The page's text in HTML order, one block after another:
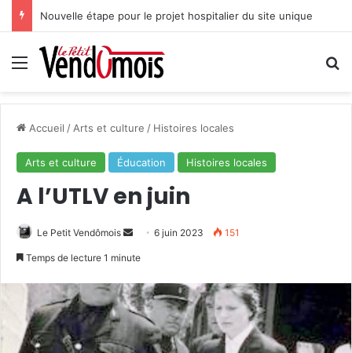
Nouvelle étape pour le projet hospitalier du site unique
Menu
Accueil / Arts et culture / Histoires locales
Arts et culture Éducation Histoires locales
A l’UTLV en juin
Le Petit Vendômois
o
y
e
r
6 juin 2023 151
Temps de lecture 1 minute